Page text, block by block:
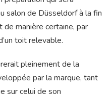
salon de Düsseldorf à la fin
de manière certaine, par
toit relevable.
pleinement de la
par la marque, tant
sur celui de son